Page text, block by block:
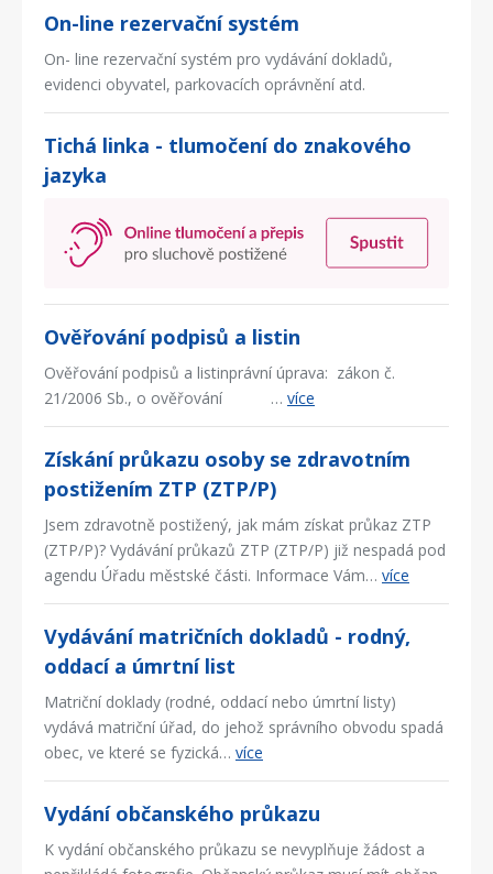
On-line rezervační systém
On- line rezervační systém pro vydávání dokladů,
evidenci obyvatel, parkovacích oprávnění atd.
Tichá linka - tlumočení do znakového
jazyka
Ověřování podpisů a listin
Ověřování podpisů a listinprávní úprava: zákon č.
21/2006 Sb., o ověřování … více
Získání průkazu osoby se zdravotním
postižením ZTP (ZTP/P)
Jsem zdravotně postižený, jak mám získat průkaz ZTP
(ZTP/P)? Vydávání průkazů ZTP (ZTP/P) již nespadá pod
agendu Úřadu městské části. Informace Vám… více
Vydávání matričních dokladů - rodný,
oddací a úmrtní list
Matriční doklady (rodné, oddací nebo úmrtní listy)
vydává matriční úřad, do jehož správního obvodu spadá
obec, ve které se fyzická… více
Vydání občanského průkazu
K vydání občanského průkazu se nevyplňuje žádost a